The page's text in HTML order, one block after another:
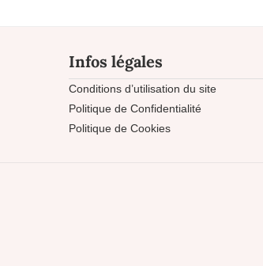
Infos légales
Conditions d’utilisation du site
Politique de Confidentialité
Politique de Cookies